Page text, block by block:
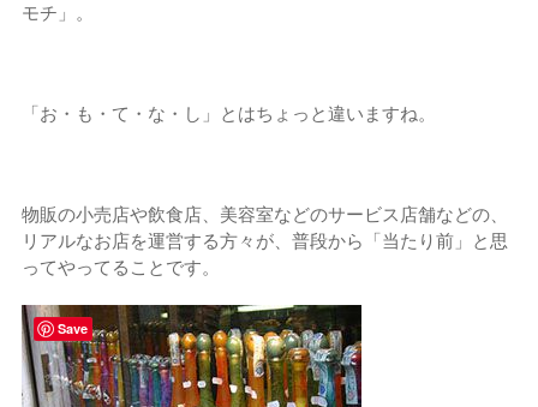
モチ」。
「お・も・て・な・し」とはちょっと違いますね。
物販の小売店や飲食店、美容室などのサービス店舗などの、
リアルなお店を運営する方々が、普段から「当たり前」と思
ってやってることです。
Save